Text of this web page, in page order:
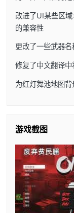
改进了UI某些区
的兼容性
更改了一些武器
修复了中文翻译中
为红灯舞池地图
游戏截图